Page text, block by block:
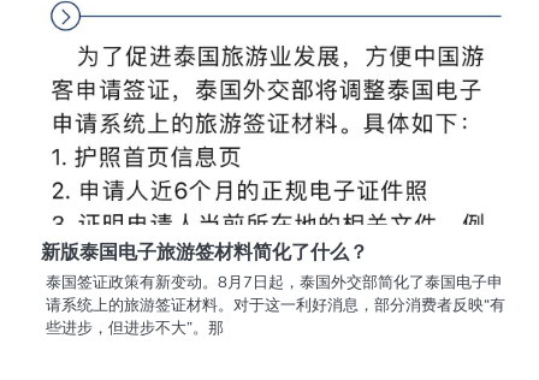
新版泰国电子旅游签材料简化了什么？
泰国签证政策有新变动。8月7日起，泰国外交部简化了泰国电子申
请系统上的旅游签证材料。对于这一利好消息，部分消费者反映“有
些进步，但进步不大”。那